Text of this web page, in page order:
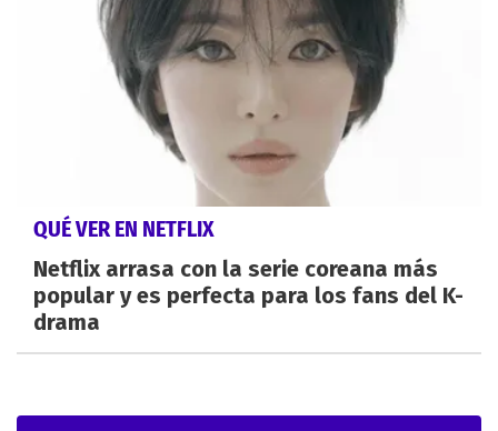
QUÉ VER EN NETFLIX
Netflix arrasa con la serie coreana más
popular y es perfecta para los fans del K-
drama